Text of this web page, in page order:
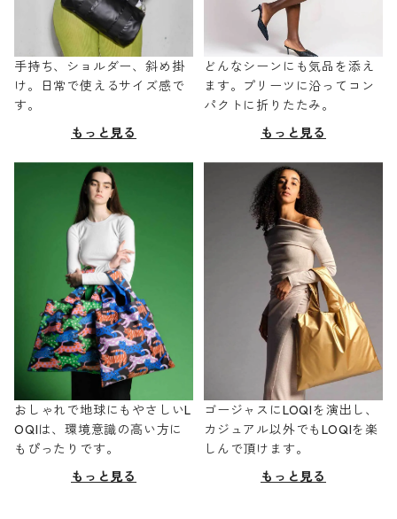
手持ち、ショルダー、斜め掛
け。日常で使えるサイズ感で
す。
もっと見る
どんなシーンにも気品を添え
ます。プリーツに沿ってコン
パクトに折りたたみ。
もっと見る
おしゃれで地球にもやさしいL
OQIは、環境意識の高い方に
もぴったりです。
もっと見る
ゴージャスにLOQIを演出し、
カジュアル以外でもLOQIを楽
しんで頂けます。
もっと見る